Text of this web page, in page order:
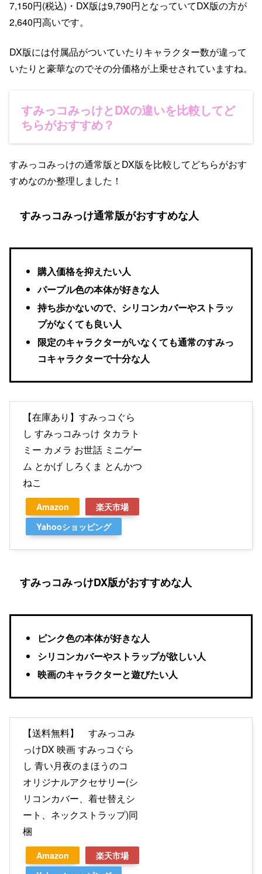
7,150円(税込)・DX版は9,790円となっていてDX版の方が
2,640円高いです。
DX版には付属品がついていたりキャラクター数が違って
いたりと豪華なのでその分価格が上乗せされていますね。
すみっコみっけとDXの違いを比較してど
ちらがおすすめ？
すみっコみっけの通常版とDX版を比較してどちらがおす
すめなのか整理しました！
すみっコみっけ通常版がおすすめな人
購入価格を抑えたい人
パープル色の本体が好きな人
持ち歩かないので、シリコンカバーやストラッ
プがなくても良い人
限定のキャラクターがいなくても通常のすみっ
コキャラクターで十分な人
【在庫あり】すみっコぐら
し すみっコみっけ タカラト
ミー カメラ お世話 ミニゲー
ム とかげ しろくま とんかつ
ねこ
Amazon
楽天市場
Yahooショッピング
すみっコみっけDX版がおすすめな人
ピンク色の本体が好きな人
シリコンカバーやストラップが欲しい人
映画のキャラクターと遊びたい人
【送料無料】 すみっコみ
っけDX 映画 すみっコぐら
し 青い月夜のまほうのコ
オリジナルアクセサリー(シ
リコンカバー、着せ替えシ
ート、ネックストラップ)同
梱
Amazon
楽天市場